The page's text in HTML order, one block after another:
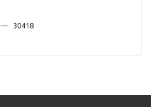
— 30418